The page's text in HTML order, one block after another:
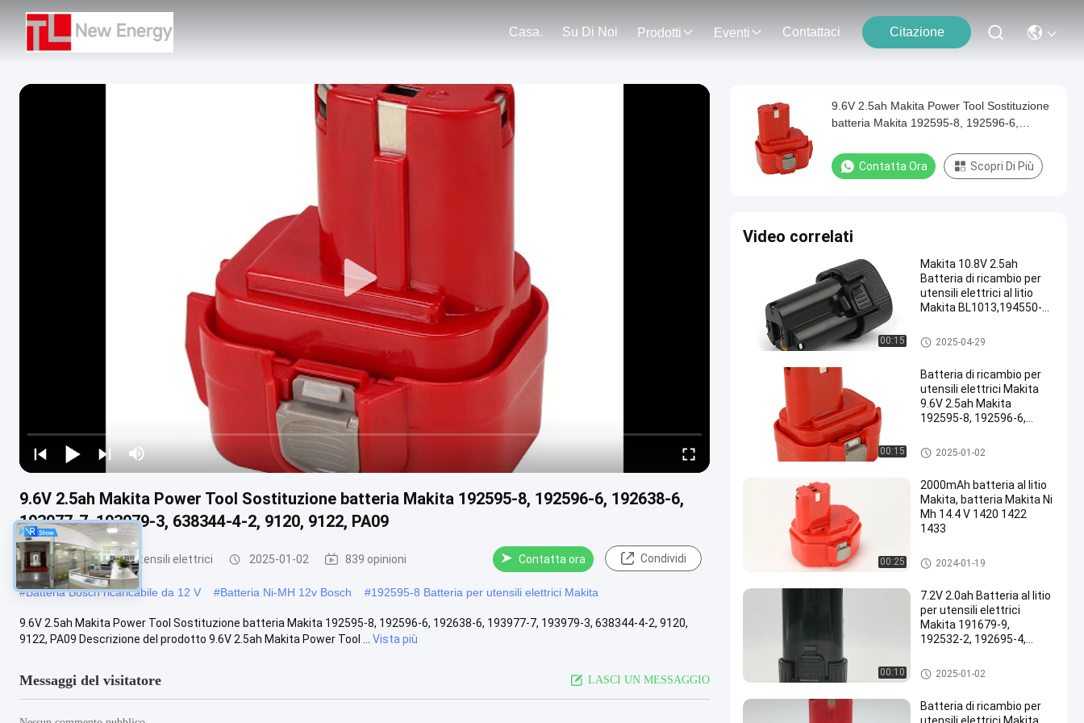
Casa. Su Di Noi Prodotti Eventi Contattaci Citazione
9.6V 2.5ah Makita Power Tool Sostituzione batteria Makita 192595-8, 192596-6, 192638-6,
193977-7, 193979-3, 638344-4-2, 9120, 9122, PA09
Batterie al litio per utensili elettrici 2025-01-02 839 opinioni Contatta ora Condividi
#Batteria Bosch ricaricabile da 12 V #Batteria Ni-MH 12v Bosch #192595-8 Batteria per utensili elettrici Makita
9.6V 2.5ah Makita Power Tool Sostituzione batteria Makita 192595-8, 192596-6, 192638-6, 193977-7, 193979-3, 638344-4-2, 9120,
9122, PA09 Descrizione del prodotto 9.6V 2.5ah Makita Power Tool ...
Vista più
Messaggi del visitatore LASCI UN MESSAGGIO
9.6V 2.5ah Makita Power Tool Sostituzione
batteria Makita 192595-8, 192596-6,
2, 9120, 9122, PA09
Contatta Ora Scopri Di Più
Video correlati
00:15
Makita 10.8V 2.5ah
Batteria di ricambio per
utensili elettrici al litio
Makita BL1013,194550-6,
Batteria per utensili elettrici M
akita
2025-04-29
00:15
Batteria di ricambio per
utensili elettrici Makita
9.6V 2.5ah Makita
192595-8, 192596-6,
193979-3, 638344-4-2,
9120, 9122, PA09
Batteria per utensili elettrici M
akita
2025-01-02
00:25
2000mAh batteria al litio
Makita, batteria Makita Ni
Mh 14.4 V 1420 1422
1433
Batteria per utensili elettrici M
akita
2024-01-19
00:10
7.2V 2.0ah Batteria al litio
per utensili elettrici
Makita 191679-9,
192532-2, 192695-4,
7000, 7002, 7033
Batteria per utensili elettrici M
akita
2025-01-02
Batteria di ricambio per